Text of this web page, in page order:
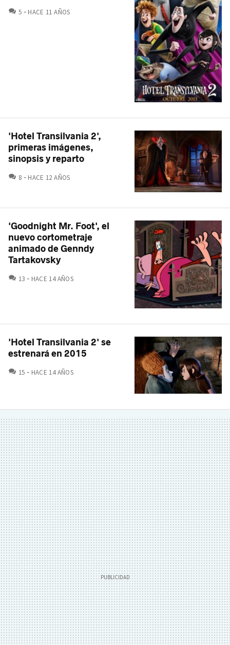
5 COMENTARIOS
HACE 11 AÑOS
'Hotel Transilvania 2',
primeras imágenes,
sinopsis y reparto
8 COMENTARIOS
HACE 12 AÑOS
'Goodnight Mr. Foot', el
nuevo cortometraje
animado de Genndy
Tartakovsky
13 COMENTARIOS
HACE 14 AÑOS
'Hotel Transilvania 2' se
estrenará en 2015
15 COMENTARIOS
HACE 14 AÑOS